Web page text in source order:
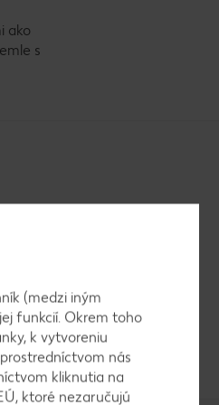
ako
s
(medzi iným
funkcií. Okrem toho
k vytvoreniu
nás
kliknutia na
ktoré nezaručujú